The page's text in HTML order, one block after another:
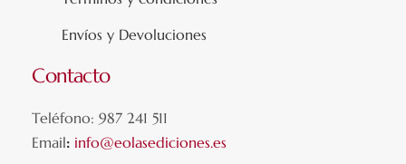
Envíos y Devoluciones
Contacto
Teléfono: 987 241 511
Email: info@eolasediciones.es